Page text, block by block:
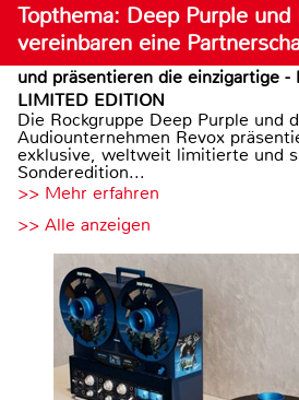
Topthema: Deep Purple und
vereinbaren eine
und präsentieren die einzigartige -
LIMITED EDITION
Die Rockgruppe Deep Purple und
Audiounternehmen Revox
exklusive, weltweit limitierte und
Sonderedition...
>> Mehr erfahren
>> Alle anzeigen